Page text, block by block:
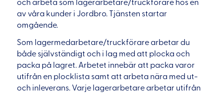
och arbeta som lagerarbetare/truckförare hos en
av våra kunder i Jordbro. Tjänsten startar
omgående.
Som lagermedarbetare/truckförare arbetar du
både självständigt och i lag med att plocka och
packa på lagret. Arbetet innebär att packa varor
utifrån en plocklista samt att arbeta nära med ut-
och inleverans. Varje lagerarbetare arbetar utifrån